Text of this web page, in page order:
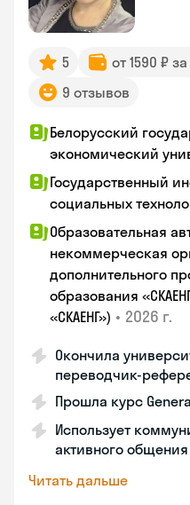
5 от 1590 ₽
9 отзывов
Белорусский
экономический
Государственный
социальных
Образовательная
некоммерческая
дополнительного
образования
«СКАЕНГ») • 2026 г.
Окончила
переводчик-
Прошла курс
Использует
активного общения
Читать дальше